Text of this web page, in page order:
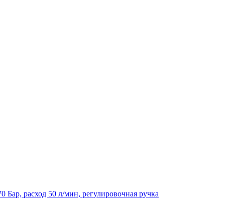
расход 50 л/мин, регулировочная ручка